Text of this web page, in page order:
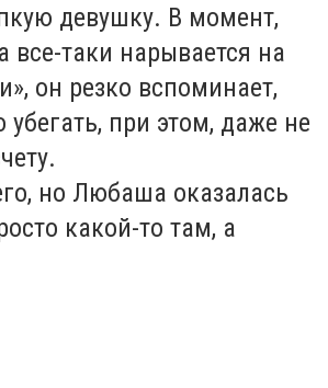
девушку. В момент,
таки нарывается на
он резко вспоминает,
убегать, при этом, даже не
но Любаша оказалась
какой-то там, а